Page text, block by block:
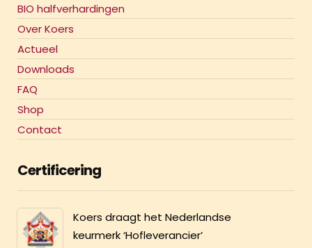
BIO halfverhardingen
Over Koers
Actueel
Downloads
FAQ
Shop
Contact
Certificering
Koers draagt het Nederlandse
keurmerk ‘Hofleverancier’